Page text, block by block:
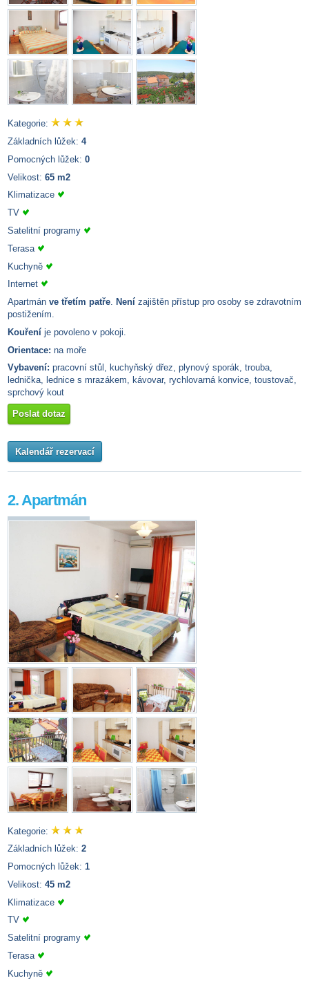
Kategorie:
Základních lůžek: 4
Pomocných lůžek: 0
Velikost: 65 m2
Klimatizace
TV
Satelitní programy
Terasa
Kuchyně
Internet
Apartmán ve třetím patře. Není zajištěn přístup pro osoby se zdravotním
postižením.
Kouření je povoleno v pokoji.
Orientace: na moře
Vybavení: pracovní stůl, kuchyňský dřez, plynový sporák, trouba,
lednička, lednice s mrazákem, kávovar, rychlovarná konvice, toustovač,
sprchový kout
Poslat dotaz
Kalendář rezervací
2. Apartmán
Kategorie:
Základních lůžek: 2
Pomocných lůžek: 1
Velikost: 45 m2
Klimatizace
TV
Satelitní programy
Terasa
Kuchyně